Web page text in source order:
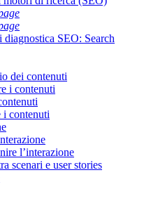
SEO: Search
dei contenuti
i contenuti
i contenuti
l’interazione
scenari e user stories